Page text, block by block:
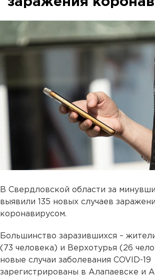
В Свердловской области за
выявили 135 новых случаев
коронавирусом.
Большинство заразившихся –
(73 человека) и Верхотурья (26
новые случаи заболевания COVID-19
зарегистрированы в Алапаевске и